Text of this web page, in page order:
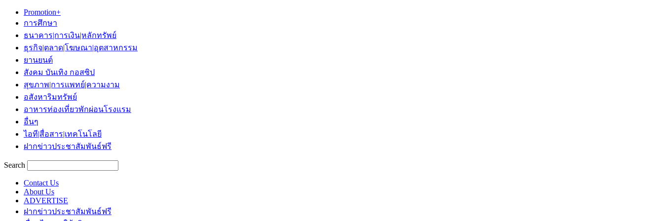
Promotion+
การศึกษา
ธนาคาร|การเงิน|หลักทรัพย์
ธุรกิจ|ตลาด|โฆษณา|อุตสาหกรรม
ยานยนต์
สังคม บันเทิง กอสซิป
สุขภาพ|การแพทย์|ความงาม
อสังหาริมทรัพย์
อาหารท่องเที่ยวพักผ่อนโรงแรม
อื่นๆ
ไอที|สื่อสาร|เทคโนโลยี
ฝากข่าวประชาสัมพันธ์ฟรี
Search
Contact Us
About Us
ADVERTISE
ฝากข่าวประชาสัมพันธ์ฟรี